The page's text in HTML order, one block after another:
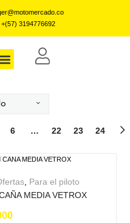
3194776692
6 … 22 23 24
, Para el piloto
MEDIA VETROX